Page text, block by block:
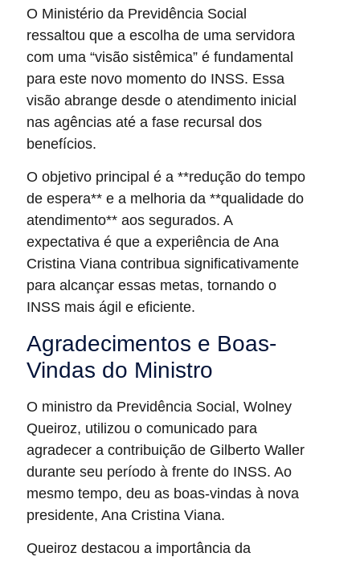
O Ministério da Previdência Social
ressaltou que a escolha de uma servidora
com uma “visão sistêmica” é fundamental
para este novo momento do INSS. Essa
visão abrange desde o atendimento inicial
nas agências até a fase recursal dos
benefícios.
O objetivo principal é a **redução do tempo
de espera** e a melhoria da **qualidade do
atendimento** aos segurados. A
expectativa é que a experiência de Ana
Cristina Viana contribua significativamente
para alcançar essas metas, tornando o
INSS mais ágil e eficiente.
Agradecimentos e Boas-
Vindas do Ministro
O ministro da Previdência Social, Wolney
Queiroz, utilizou o comunicado para
agradecer a contribuição de Gilberto Waller
durante seu período à frente do INSS. Ao
mesmo tempo, deu as boas-vindas à nova
presidente, Ana Cristina Viana.
Queiroz destacou a importância da